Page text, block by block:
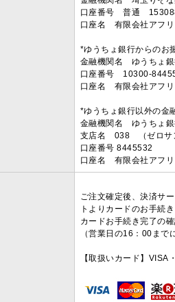
口座番号 普通
口座名 有限会社アフ
*ゆうちょ銀行からのお
金融機関名 ゆうちょ
口座番号 10300-
口座名 有限会社アフ
*ゆうちょ銀行以外の金
金融機関名 ゆうちょ
支店名 038 （ゼロサ
口座番号 8445532
口座名 有限会社アフ
ご注文確定後、決済サ
トよりカードのお手続
カードお手続き完了の
（営業日の16：00ま
【取扱いカード】